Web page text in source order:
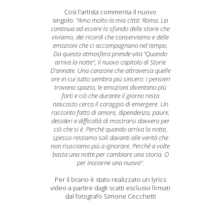
Così l'artista commenta il nuovo
singolo: "Amo molto la mia città: Roma.Lei
continua ad essere lo sfondo delle storie che
viviamo, dei ricordi che conserviamo e delle
emozioni che ci accompagnano nel tempo.
Da questa atmosfera prende vita "Quando
arriva la notte", il nuovo capitolo di Storie
D'annate. Una canzone che attraversa quelle
ore in cui tutto sembra più sincero: i pensieri
trovano spazio, le emozioni diventano più
forti e ciò che durante il giorno resta
nascosto cerca il coraggio di emergere. Un
racconto fatto di amore, dipendenza, paure,
desideri e difficoltà di mostrarsi davvero per
ciò che si è. Perché quando arriva la notte,
spesso restiamo soli davanti alle verità che
non riusciamo più a ignorare. Perché a volte
basta una notte per cambiare una storia. O
per iniziarne una nuova".
Per il brano è stato realizzato un lyrics
video a partire dagli scatti esclusivi firmati
dal fotografo Simone Cecchetti